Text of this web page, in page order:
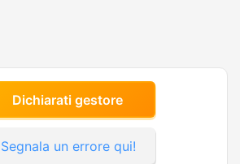
Dichiarati gestore
Segnala un errore qui!